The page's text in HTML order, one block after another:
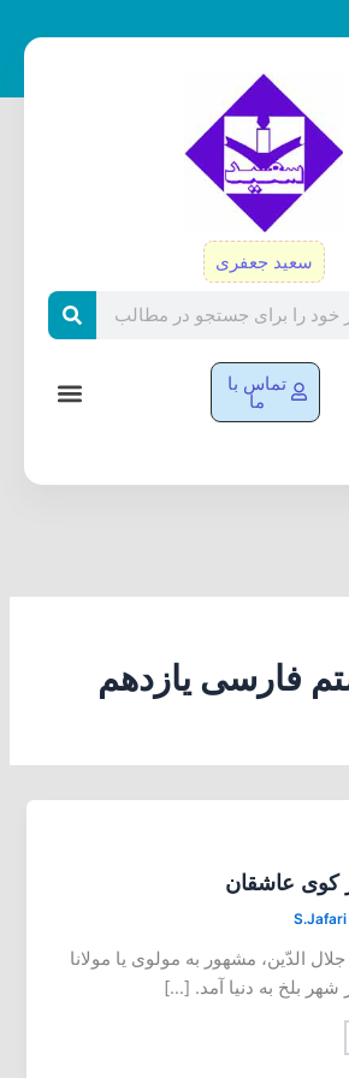
سعید جعفری
تماس با
ما
فارسی یازدهم
کوی عاشقان
S.Jafari
الدّین، مشهور به مولوی یا مولانا
شهر بلخ به دنیا آمد. […]